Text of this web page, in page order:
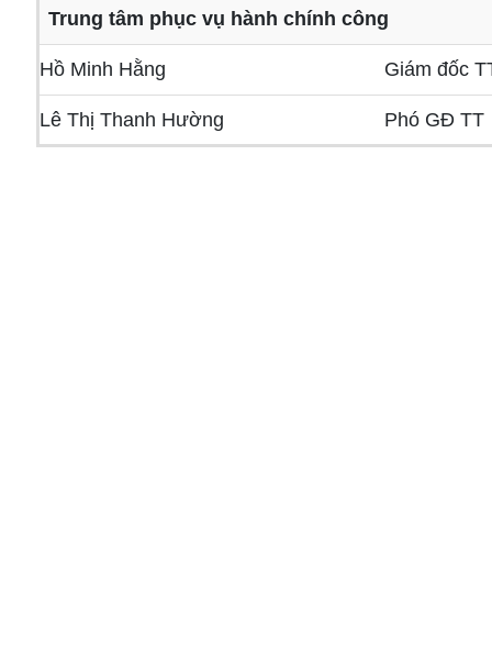
Trung tâm phục vụ hành chính công
Hồ Minh Hằng Giám đốc
Lê Thị Thanh Hường Phó GĐ TT